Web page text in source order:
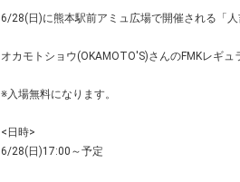
6/28(日)に熊本駅前アミュ広場で開催される「
オカモトショウ(OKAMOTO'S)さんのFMKレギ
※入場無料になります。
<日時>
6/28(日)17:00～予定